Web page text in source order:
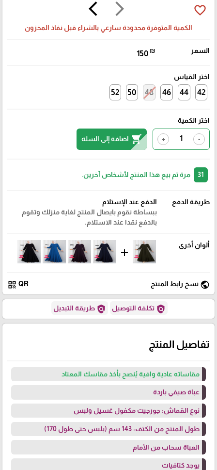
arrow_forward_ios
arrow_back_ios favorite_border
الكمية المتوفرة محدودة سارعي بالشراء قبل نفاذ المخزون
السعر 150 ₪
اختر القياس
42
44
46
48
50
52
اختر الكمية
-
+
shopping_cart اضافة إلى السلة
مرة تم بيع هذا المنتج لأشخاص آخرين.
طريقة الدفع
الدفع عند الإستلام
ببساطة نقوم بايصال المنتج لغاية منزلك وتقوم
بالدفع نقدا عند الاستلام.
ألوان أخرى
add
public نسخ رابط المنتج QR
qr_code
policy تكلفة التوصيل policy طريقة التبديل
تفاصيل المنتج
مقاساته عادية وافية يُنصح بأخذ مقاسك المعتاد
عباة صيفي باردة
نوع القماش: جورجيت مكفول غسيل ولبس
طول المنتج من الكتف: 143 سم (بلبس حتى طول 170)
العباة سحاب من الأمام
يوجد كتافيات